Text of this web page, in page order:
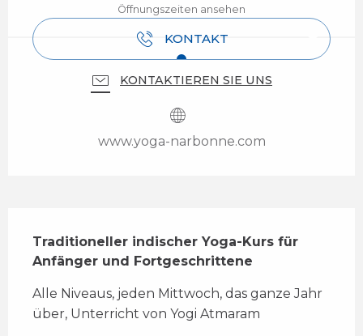
Öffnungszeiten ansehen
KONTAKT
KONTAKTIEREN SIE UNS
www.yoga-narbonne.com
Traditioneller indischer Yoga-Kurs für
Anfänger und Fortgeschrittene
Alle Niveaus, jeden Mittwoch, das ganze Jahr
über, Unterricht von Yogi Atmaram